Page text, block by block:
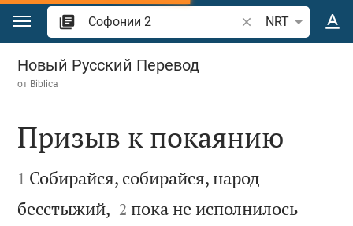
Перейти к содержанию
Поиск по отрывку
NRT
Софонии 2
Новый Русский Перевод
от Biblica

Призыв к покаянию

1 Собирайся, собирайся, народ
бесстыжий, 

2 пока не исполнилось